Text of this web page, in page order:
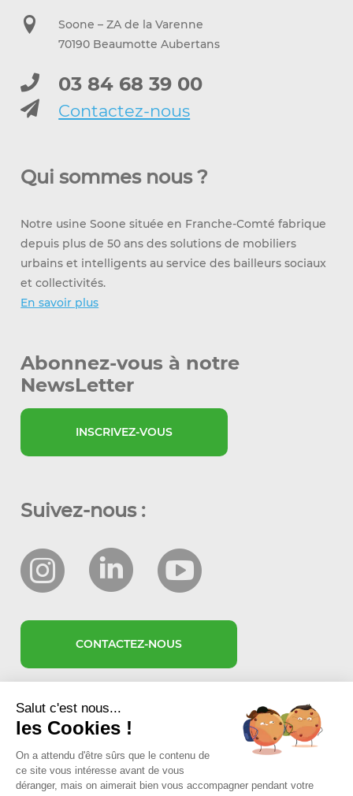
Soone – ZA de la Varenne
70190 Beaumotte Aubertans
03 84 68 39 00
Contactez-nous
Qui sommes nous ?
Notre usine Soone située en Franche-Comté fabrique
depuis plus de 50 ans des solutions de mobiliers
urbains et intelligents au service des bailleurs sociaux
et collectivités.
En savoir plus
Abonnez-vous à notre
NewsLetter
INSCRIVEZ-VOUS
Suivez-nous :
CONTACTEZ-NOUS
Salut c'est nous...
les Cookies !
On a attendu d'être sûrs que le contenu de
ce site vous intéresse avant de vous
déranger, mais on aimerait bien vous accompagner pendant votre